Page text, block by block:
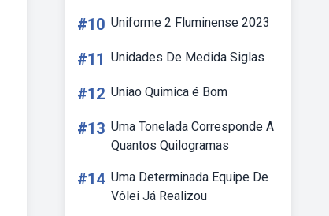
#10 Uniforme 2 Fluminense 2023
#11 Unidades De Medida Siglas
#12 Uniao Quimica é Bom
#13 Uma Tonelada Corresponde A
Quantos Quilogramas
#14 Uma Determinada Equipe De
Vôlei Já Realizou